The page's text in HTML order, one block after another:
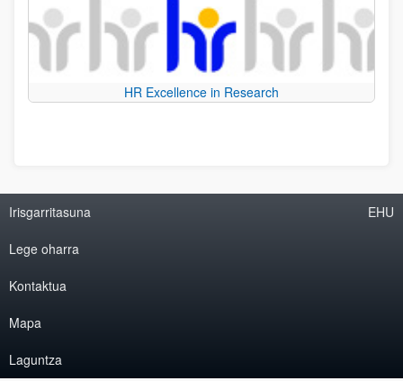
HR Excellence in Research
Irisgarritasuna
Lege oharra
Kontaktua
Mapa
Laguntza
EHU